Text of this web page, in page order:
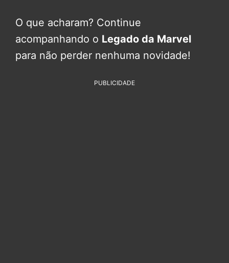
O que acharam? Continue
acompanhando o Legado da Marvel
para não perder nenhuma novidade!
PUBLICIDADE